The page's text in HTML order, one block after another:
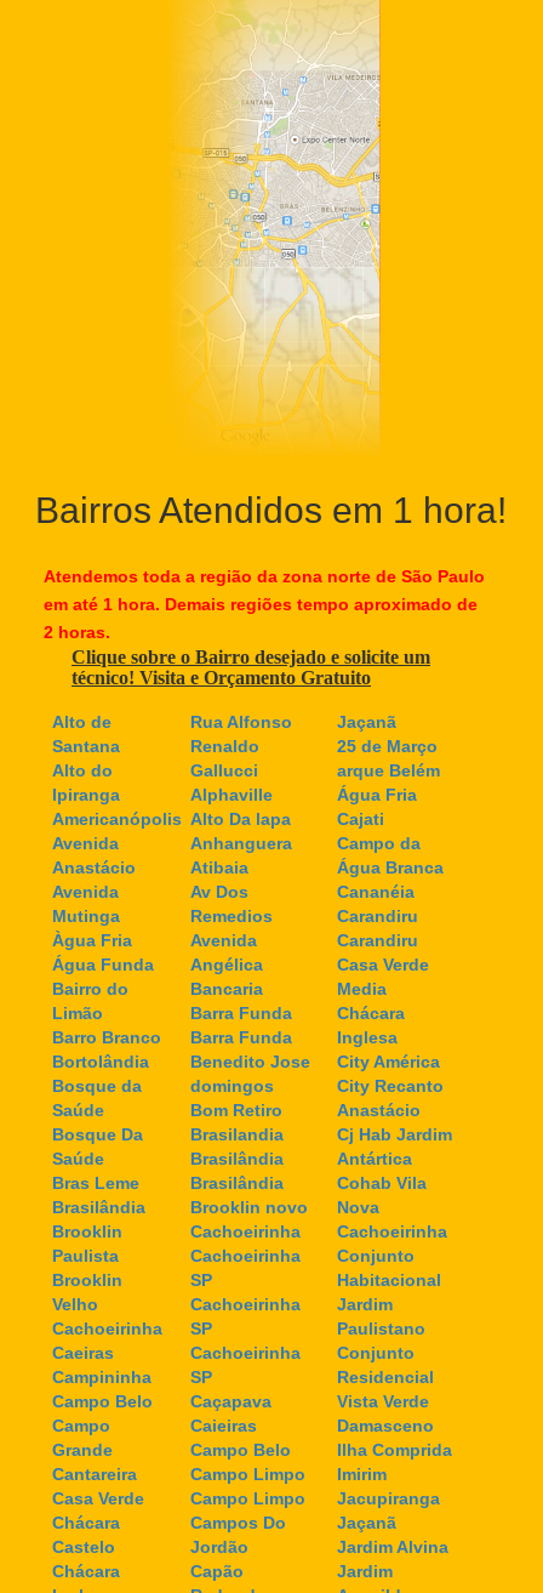
Bairros Atendidos em 1 hora!
Atendemos toda a região da zona norte de São Paulo
em até 1 hora. Demais regiões tempo aproximado de
2 horas.
Clique sobre o Bairro desejado e solicite um
técnico! Visita e Orçamento Gratuito
Alto de
Santana
Alto do
Ipiranga
Americanópolis
Avenida
Anastácio
Avenida
Mutinga
Àgua Fria
Água Funda
Bairro do
Limão
Barro Branco
Bortolândia
Bosque da
Saúde
Bosque Da
Saúde
Bras Leme
Brasilândia
Brooklin
Paulista
Brooklin
Velho
Cachoeirinha
Caeiras
Campininha
Campo Belo
Campo
Grande
Cantareira
Casa Verde
Chácara
Castelo
Chácara
Rua Alfonso
Renaldo
Gallucci
Alphaville
Alto Da lapa
Anhanguera
Atibaia
Av Dos
Remedios
Avenida
Angélica
Bancaria
Barra Funda
Barra Funda
Benedito Jose
domingos
Bom Retiro
Brasilandia
Brasilândia
Brasilândia
Brooklin novo
Cachoeirinha
Cachoeirinha
SP
Cachoeirinha
SP
Cachoeirinha
SP
Caçapava
Caieiras
Campo Belo
Campo Limpo
Campo Limpo
Campos Do
Jordão
Capão
Jaçanã
25 de Março
arque Belém
Água Fria
Cajati
Campo da
Água Branca
Cananéia
Carandiru
Carandiru
Casa Verde
Media
Chácara
Inglesa
City América
City Recanto
Anastácio
Cj Hab Jardim
Antártica
Cohab Vila
Nova
Cachoeirinha
Conjunto
Habitacional
Jardim
Paulistano
Conjunto
Residencial
Vista Verde
Damasceno
Ilha Comprida
Imirim
Jacupiranga
Jaçanã
Jardim Alvina
Jardim